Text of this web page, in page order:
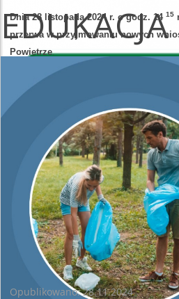
Dnia 28 listopada 2024 r. o godz. 14 15
przerwa w przyjmowaniu nowych
Powietrze.
Wszystkie dotychczas złożone wnioski
dotacji trwa nieprzerwanie.
W lepszej, nowej odsłonie program
2025 r. z jasnymi zasadami i nowym
Kluczowe reformy w programie:
UWAGA ! Ważny komunikat. Nabór
Powietrze" wstrzymany !!
Opublikowano: 28.11.2024